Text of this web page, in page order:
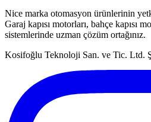
Nice marka otomasyon ürünlerinin
Garaj kapısı motorları, bahçe kapısı
sistemlerinde uzman çözüm ortağınız.
Kosifoğlu Teknoloji San. ve Tic. Ltd.